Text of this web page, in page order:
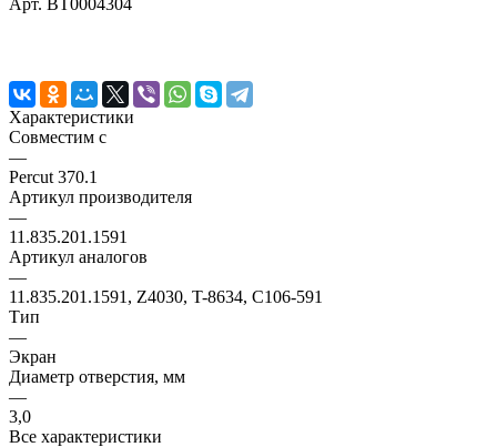
Характеристики
Совместим с
—
Percut 370.1
Артикул производителя
—
11.835.201.1591
Артикул аналогов
—
11.835.201.1591, Z4030, T-8634, C106-591
Тип
—
Экран
Диаметр отверстия, мм
—
3,0
Все характеристики